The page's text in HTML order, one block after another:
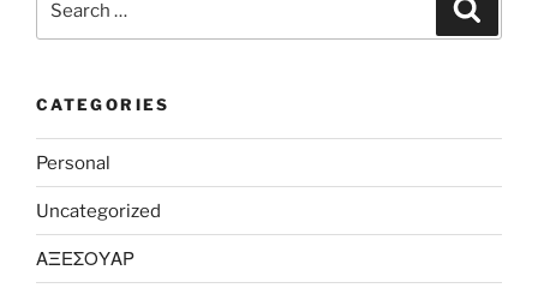
CATEGORIES
Personal
Uncategorized
ΑΞΕΣΟΥΑΡ